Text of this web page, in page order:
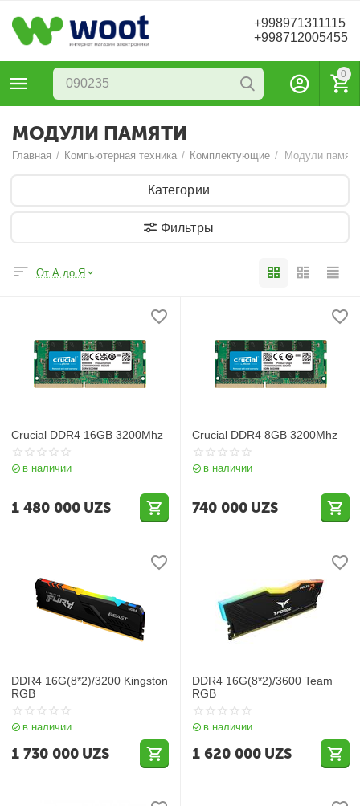
+998971311115
+998712005455
0
МОДУЛИ ПАМЯТИ
Главная / Компьютерная техника / Комплектующие / Модули
Категории
Фильтры
От А до Я
Crucial DDR4 16GB 3200Mhz
в наличии
1 480 000 UZS
Crucial DDR4 8GB 3200Mhz
в наличии
740 000 UZS
DDR4 16G(8*2)/3200 Kingston
RGB
в наличии
1 730 000 UZS
DDR4 16G(8*2)/3600 Team
RGB
в наличии
1 620 000 UZS